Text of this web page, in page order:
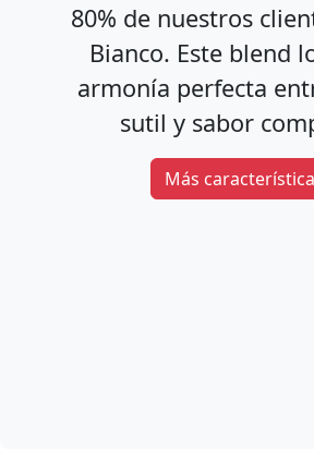
80% de nuestros
Bianco. Este blend
armonía perfecta
sutil y sabor
Más